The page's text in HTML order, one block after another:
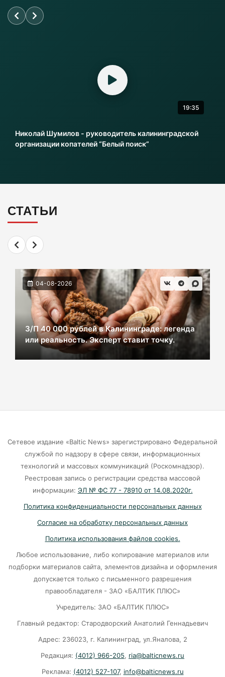
для проезда
06-08-2026
Литовский шпион осужден в Калининграде
06-08-2026
700 млн рублей
В Черняховске из реки достали тело
женщины. Следком проводит проверку.
06-08-2026
В центре Зеленоградска уже неделю
красуется фекальная лужа
Больше тонны рыбы незаконно выловили в
Калининградской области с начала года
06-08-2026
В Светлогорске женщина купила «корейца»
по «удалёнке» и потеряла деньги
05-08-2026
На двух перекрёстках в Калининграде теперь
нужно ехать по-новому
«Народный фронт»: Людям приходится жить
в сырости с земляными блохами и плесенью
05-08-2026
19:35
Николай Шумилов - руководитель калининградской
организации копателей “Белый поиск”
СТАТЬИ
04-08-2026
З/П 40 000 рублей в Калининграде: легенда
или реальность. Эксперт ставит точку.
Сетевое издание «Baltic News» зарегистрировано Федеральной
службой по надзору в сфере связи, информационных
технологий и массовых коммуникаций (Роскомнадзор).
Реестровая запись о регистрации средства массовой
информации: ЭЛ № ФС 77 - 78910 от 14.08.2020г.
Политика конфиденциальности персональных данных
Согласие на обработку персональных данных
Политика использования файлов cookies.
Любое использование, либо копирование материалов или
подборки материалов сайта, элементов дизайна и оформления
допускается только с письменного разрешения
правообладателя - ЗАО «БАЛТИК ПЛЮС»
Учредитель: ЗАО «БАЛТИК ПЛЮС»
Главный редактор: Стародворский Анатолий Геннадьевич
Адрес: 236023, г. Калининград, ул.Яналова, 2
Редакция: (4012) 966-205, ria@balticnews.ru
Реклама: (4012) 527-107, info@balticnews.ru